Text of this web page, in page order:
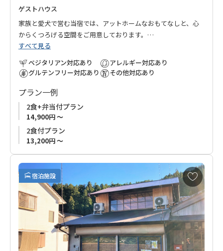
ゲストハウス
家族と愛犬で営む当宿では、アットホームなおもてなしと、心
からくつろげる空間をご用意しております。
旅の疲れを癒し、夜には満天の星空が広がり、自然と一体にな
るような特別な時間をお楽しみいただけます。
食事は地元の旬の食材をふんだんに使用し、「地産地消」をモ
ットーにしています。
ベジタリアンやその他の食事制限にも柔軟に対応し、皆さまに
安心してお楽しみいただけます。
熊野古道を歩き、心と体をリフレッシュした後は、「BOND」で
【ご注意】
常駐の犬がおります。
犬アレルギーをお持ちの場合や、苦手な方はご利用をご遠慮く
ださい。
ご理解をいただきました上でのご予約をお願いいたします。
すべて見る
ベジタリアン対応あり
グルテンフリー対応あり
アレルギー対応あり
その他対応あり
プラン一例
2食+弁当付プラン
14,900円 ～
2食付プラン
13,200円 ～
宿泊施設
お
気
に
入
り
に
追
加